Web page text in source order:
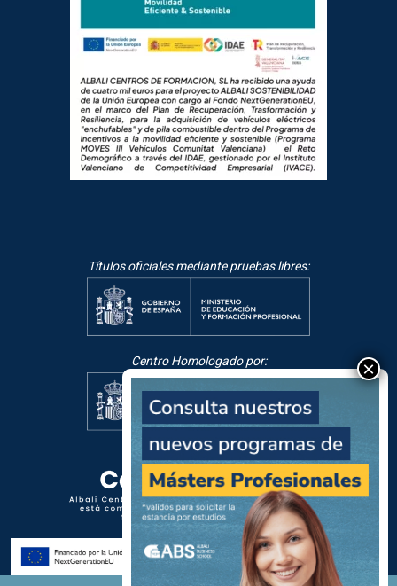
Títulos oficiales mediante pruebas libres:
Centro Homologado por: